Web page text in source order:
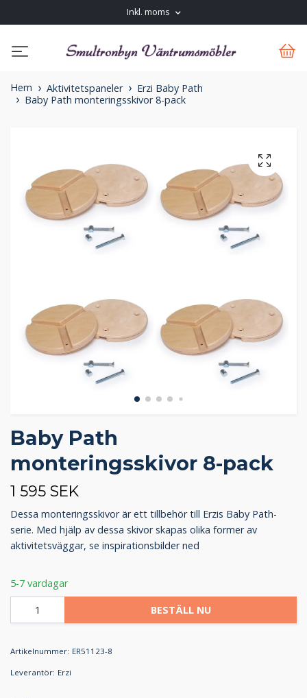
Inkl. moms
Hem Aktivitetspaneler
Erzi Baby Path
Baby Path monteringsskivor 8-pack
Baby Path
monteringsskivor 8-pack
1 595 SEK
Dessa monteringsskivor är ett tillbehör till Erzis Baby Path-
serie. Med hjälp av dessa skivor skapas olika former av
aktivitetsväggar, se inspirationsbilder ned
5-7 vardagar
BESTÄLL NU
Artikelnummer: ER51123-8
Leverantör: Erzi